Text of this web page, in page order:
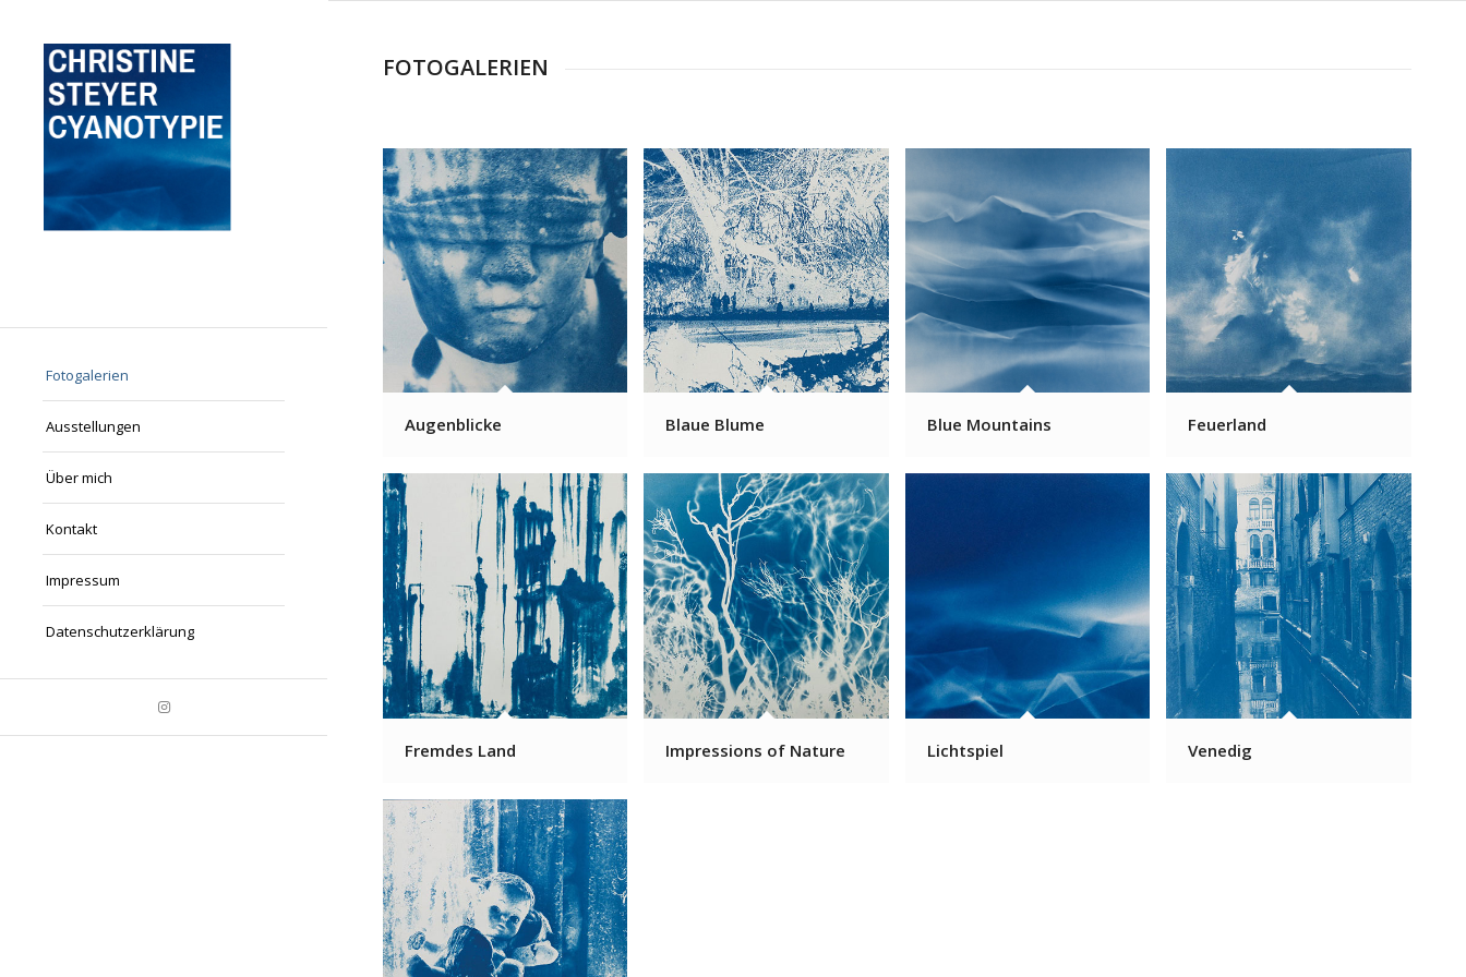
Fotogalerien
Ausstellungen
Über mich
Kontakt
Impressum
Datenschutzerklärung
FOTOGALERIEN
Augenblicke Blaue Blume Blue Mountains Feuerland
Fremdes Land Impressions of Nature Lichtspiel Venedig